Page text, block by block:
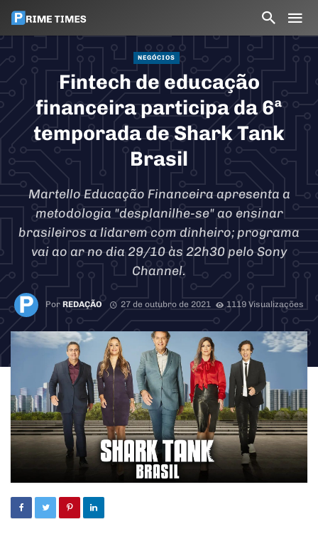
NEGÓCIOS
Fintech de educação
financeira participa da 6ª
temporada de Shark Tank
Brasil
Martello Educação Financeira apresenta a
metodologia "desplanilhe-se" ao ensinar
brasileiros a lidarem com dinheiro; programa
vai ao ar no dia 29/10 às 22h30 pelo Sony
Channel.
Por REDAÇÃO 27 de outubro de 2021 1119 Visualizações